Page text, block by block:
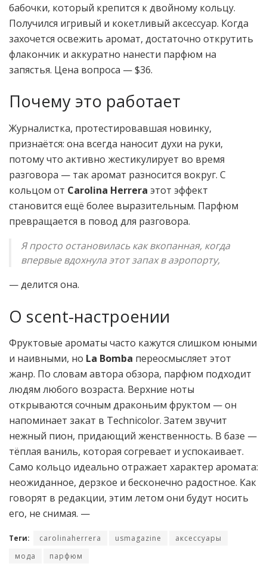
бабочки, который крепится к двойному кольцу.
Получился игривый и кокетливый аксессуар. Когда
захочется освежить аромат, достаточно открутить
флакончик и аккуратно нанести парфюм на
запястья. Цена вопроса — $36.
Почему это работает
Журналистка, протестировавшая новинку,
признаётся: она всегда наносит духи на руки,
потому что активно жестикулирует во время
разговора — так аромат разносится вокруг. С
кольцом от Carolina Herrera этот эффект
становится ещё более выразительным. Парфюм
превращается в повод для разговора.
Я просто остановилась как вкопанная, когда
впервые вдохнула этот запах в аэропорту,
— делится она.
О scent-настроении
Фруктовые ароматы часто кажутся слишком юными
и наивными, но La Bomba переосмысляет этот
жанр. По словам автора обзора, парфюм подходит
людям любого возраста. Верхние ноты
открываются сочным драконьим фруктом — он
напоминает закат в Technicolor. Затем звучит
нежный пион, придающий женственность. В базе —
тёплая ваниль, которая согревает и успокаивает.
Само кольцо идеально отражает характер аромата:
неожиданное, дерзкое и бесконечно радостное. Как
говорят в редакции, этим летом они будут носить
его, не снимая. —
Теги: carolinaherrera usmagazine
аксессуары
мода
парфюм